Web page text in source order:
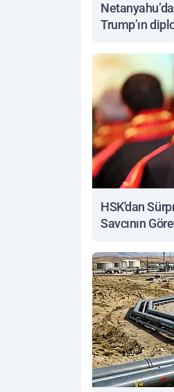
Trump’ın
HSK'dan
Savcının